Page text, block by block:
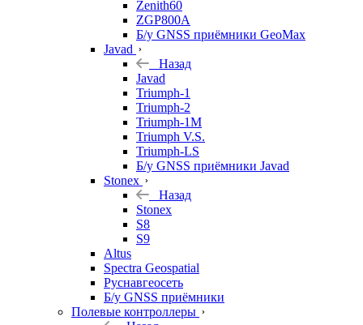
Zenith60
ZGP800A
Б/у GNSS приёмники GeoMax
Javad
Назад
Javad
Triumph-1
Triumph-2
Triumph-1M
Triumph V.S.
Triumph-LS
Б/у GNSS приёмники Javad
Stonex
Назад
Stonex
S8
S9
Altus
Spectra Geospatial
Руснавгеосеть
Б/у GNSS приёмники
Полевые контроллеры